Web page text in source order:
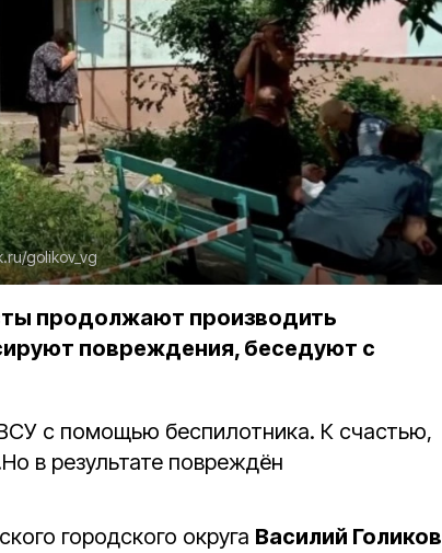
golikov_vg
продолжают производить
повреждения, беседуют с
с помощью беспилотника. К счастью,
Но в результате повреждён
городского округа Василий Голиков